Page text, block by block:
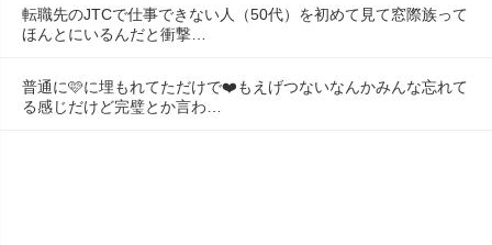
転職先のJTCで仕事できない人（50代）を初めて見て窓際族って
ほんとにいるんだと衝撃…
普通に🩷に埋もれてただけで❤️もえげつないなんかみんな忘れて
る感じだけど完璧とか言わ…